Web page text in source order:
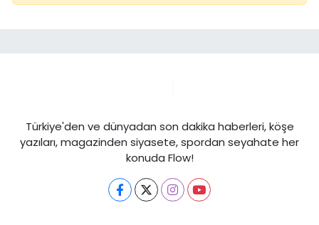
Türkiye'den ve dünyadan son dakika haberleri, köşe
yazıları, magazinden siyasete, spordan seyahate her
konuda Flow!